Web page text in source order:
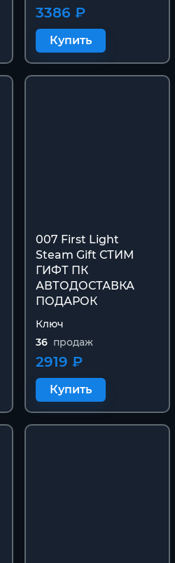
3386 ₽
Купить
007 First Light
Steam Gift СТИМ
ГИФТ ПК
АВТОДОСТАВКА
ПОДАРОК
Ключ
36 продаж
2919 ₽
Купить